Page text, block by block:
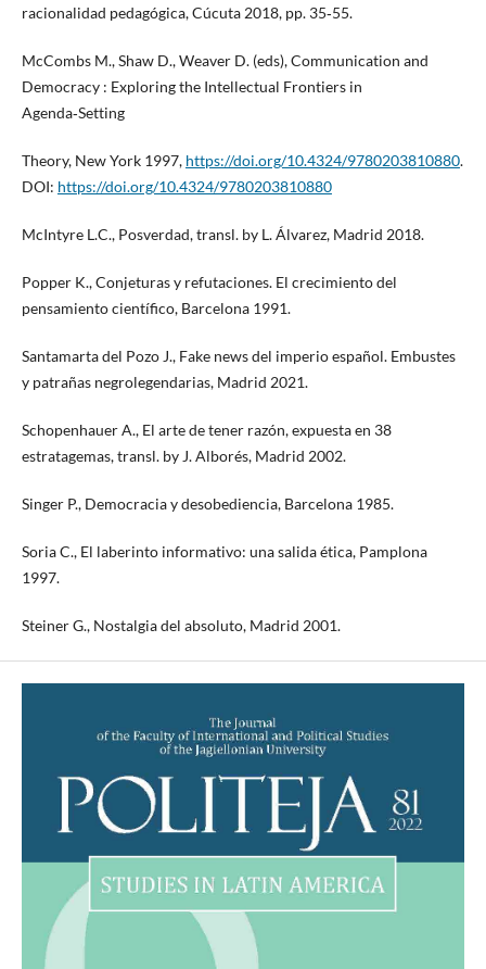
racionalidad pedagógica, Cúcuta 2018, pp. 35‑55.
McCombs M., Shaw D., Weaver D. (eds), Communication and
Democracy : Exploring the Intellectual Frontiers in
Agenda‑Setting
Theory, New York 1997, https://doi.org/10.4324/9780203810880.
DOI: https://doi.org/10.4324/9780203810880
McIntyre L.C., Posverdad, transl. by L. Álvarez, Madrid 2018.
Popper K., Conjeturas y refutaciones. El crecimiento del
pensamiento científico, Barcelona 1991.
Santamarta del Pozo J., Fake news del imperio español. Embustes
y patrañas negrolegendarias, Madrid 2021.
Schopenhauer A., El arte de tener razón, expuesta en 38
estratagemas, transl. by J. Alborés, Madrid 2002.
Singer P., Democracia y desobediencia, Barcelona 1985.
Soria C., El laberinto informativo: una salida ética, Pamplona
1997.
Steiner G., Nostalgia del absoluto, Madrid 2001.